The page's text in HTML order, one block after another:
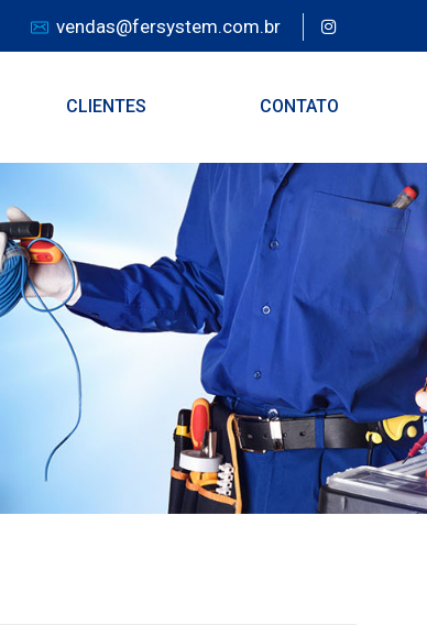
vendas@fersystem.com.br
CLIENTES CONTATO